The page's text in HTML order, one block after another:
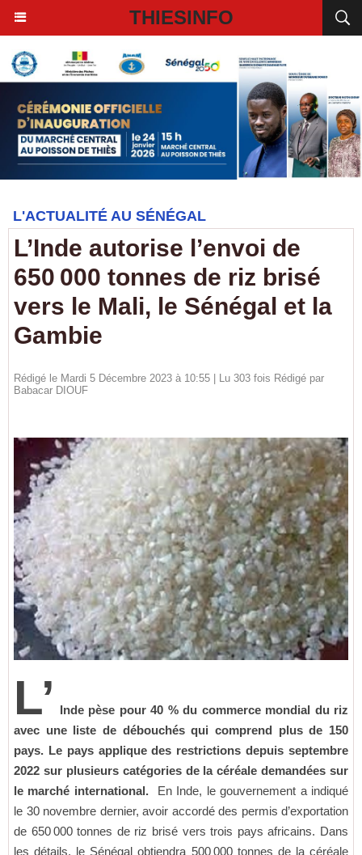
THIESINFO
L'ACTUALITÉ AU SÉNÉGAL
L’Inde autorise l’envoi de
650 000 tonnes de riz brisé
vers le Mali, le Sénégal et la
Gambie
Rédigé le Mardi 5 Décembre 2023 à 10:55 | Lu 303 fois Rédigé par
Babacar DIOUF
L’
Inde pèse pour 40 % du commerce mondial du riz
avec une liste de débouchés qui comprend plus de 150
pays. Le pays applique des restrictions depuis septembre
2022 sur plusieurs catégories de la céréale demandées sur
le marché international.
En Inde, le gouvernement a indiqué
le 30 novembre dernier, avoir accordé des permis d’exportation
de 650 000 tonnes de riz brisé vers trois pays africains. Dans
les détails, le Sénégal obtiendra 500 000 tonnes de la céréale